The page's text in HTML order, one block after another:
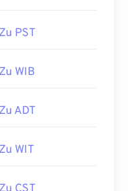
PST
WIB
ADT
WIT